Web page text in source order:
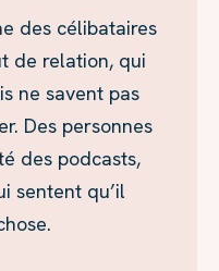
des célibataires
de relation, qui
ne savent pas
Des personnes
des podcasts,
sentent qu’il